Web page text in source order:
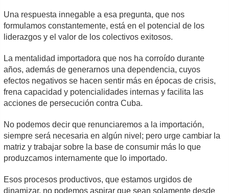
Una respuesta innegable a esa pregunta, que nos
formulamos constantemente, está en el potencial de los
liderazgos y el valor de los colectivos exitosos.
La mentalidad importadora que nos ha corroído durante
años, además de generarnos una dependencia, cuyos
efectos negativos se hacen sentir más en épocas de crisis,
frena capacidad y potencialidades internas y facilita las
acciones de persecución contra Cuba.
No podemos decir que renunciaremos a la importación,
siempre será necesaria en algún nivel; pero urge cambiar la
matriz y trabajar sobre la base de consumir más lo que
produzcamos internamente que lo importado.
Esos procesos productivos, que estamos urgidos de
dinamizar, no podemos aspirar que sean solamente desde